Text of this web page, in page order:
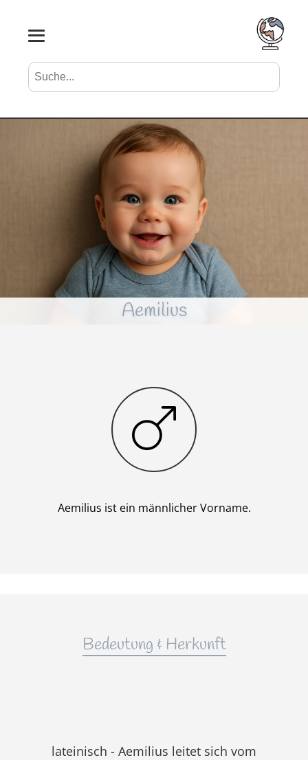
Suche nach Vornamen Search
Aemilius
Junge
Aemilius ist ein männlicher Vorname.
Bedeutung & Herkunft
lateinisch - Aemilius leitet sich vom